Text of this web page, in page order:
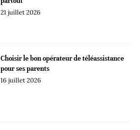
21 juillet 2026
Choisir le bon opérateur de téléassistance
pour ses parents
16 juillet 2026